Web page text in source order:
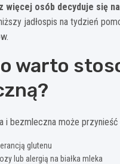
więcej osób decyduje się
jadłospis na tydzień
warto
i bezmleczna może
glutenu
lub alergią na białka mleka